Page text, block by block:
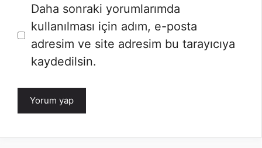
Daha sonraki yorumlarımda
kullanılması için adım, e-posta
adresim ve site adresim bu tarayıcıya
kaydedilsin.